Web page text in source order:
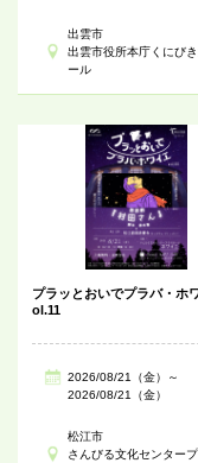
出雲市
出雲市役所本庁くにび
ール
プラッとおいでプラバ・ホ
ol.11
2026/08/21（金）～
2026/08/21（金）
松江市
さんびる文化センター